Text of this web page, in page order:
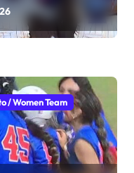
/ Women Team